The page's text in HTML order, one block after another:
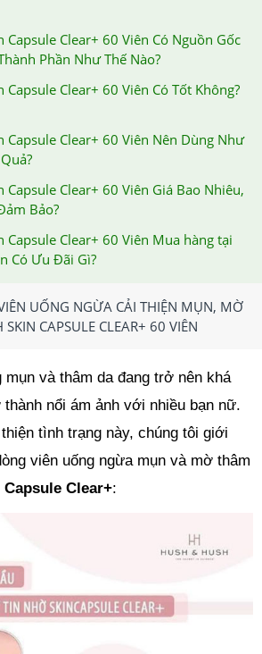
Capsule Clear+ 60 Viên Có Nguồn Gốc
Phần Như Thế Nào?
Capsule Clear+ 60 Viên Có Tốt Không?
Capsule Clear+ 60 Viên Nên Dùng Như
Capsule Clear+ 60 Viên Giá Bao Nhiêu,
Bảo?
Capsule Clear+ 60 Viên Mua hàng tại
Có Ưu Đãi Gì?
UỐNG NGỪA CẢI THIỆN MỤN, MỜ
CAPSULE CLEAR+ 60 VIÊN
mụn và thâm da đang trở nên khá
nổi ám ảnh với nhiều bạn nữ.
tình trạng này, chúng tôi giới
viên uống ngừa mụn và mờ thâm
Clear+: